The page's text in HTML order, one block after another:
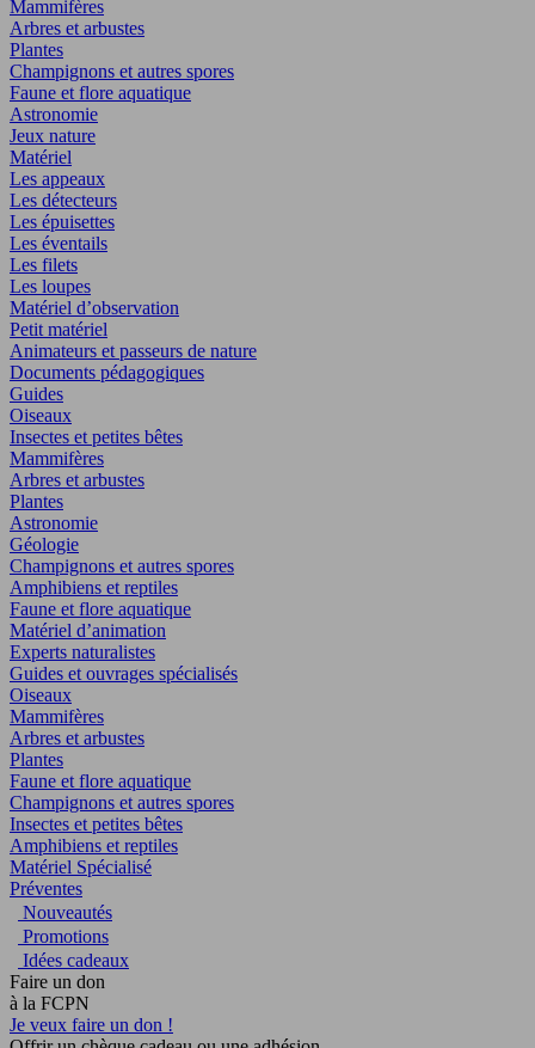
Mammifères
Arbres et arbustes
Plantes
Champignons et autres spores
Faune et flore aquatique
Astronomie
Jeux nature
Matériel
Les appeaux
Les détecteurs
Les épuisettes
Les éventails
Les filets
Les loupes
Matériel d’observation
Petit matériel
Animateurs et passeurs de nature
Documents pédagogiques
Guides
Oiseaux
Insectes et petites bêtes
Mammifères
Arbres et arbustes
Plantes
Astronomie
Géologie
Champignons et autres spores
Amphibiens et reptiles
Faune et flore aquatique
Matériel d’animation
Experts naturalistes
Guides et ouvrages spécialisés
Oiseaux
Mammifères
Arbres et arbustes
Plantes
Faune et flore aquatique
Champignons et autres spores
Insectes et petites bêtes
Amphibiens et reptiles
Matériel Spécialisé
Préventes
Nouveautés
Promotions
Idées cadeaux
Faire un don
à la FCPN
Je veux faire un don !